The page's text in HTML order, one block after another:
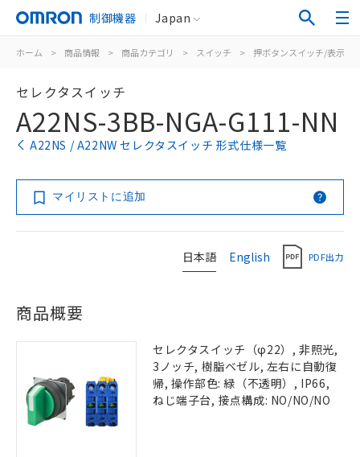
制御機器 Japan
ホーム > 商品情報 > 商品カテゴリ > スイッチ > 押ボタンスイッチ/表示灯
セレクタスイッチ
A22NS-3BB-NGA-G111-NN
A22NS / A22NW セレクタスイッチ 形式仕様一覧
マイリストに追加
日本語 English PDF出力
商品概要
セレクタスイッチ（φ22）, 非照光,
3ノッチ, 樹脂ベゼル, 左右に自動復
帰, 操作部色: 緑（不透明）, IP66,
ねじ端子台, 接点構成: NO/NO/NO